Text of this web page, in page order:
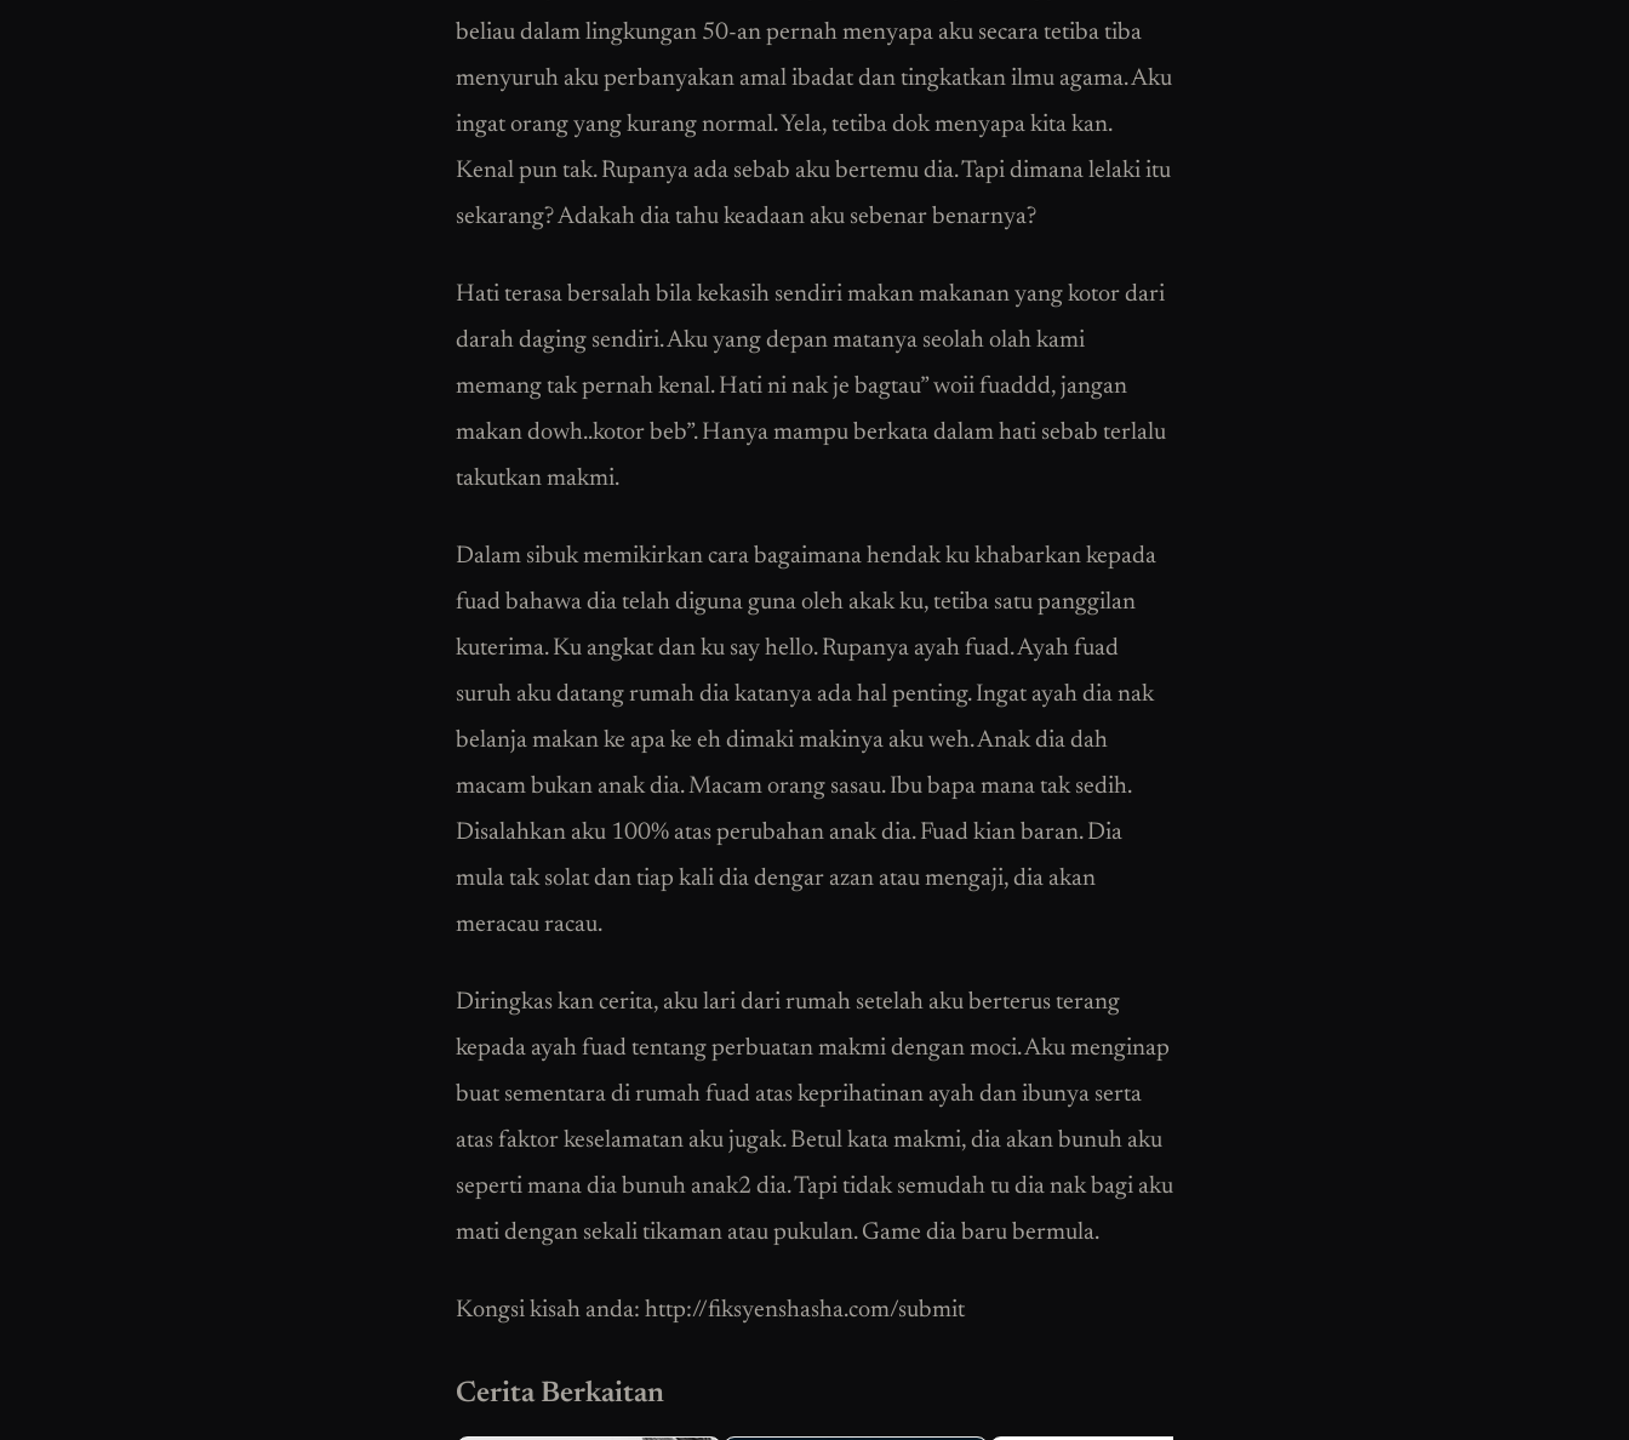
beliau dalam lingkungan 50-an pernah menyapa aku secara tetiba tiba
menyuruh aku perbanyakan amal ibadat dan tingkatkan ilmu agama. Aku
ingat orang yang kurang normal. Yela, tetiba dok menyapa kita kan.
Kenal pun tak. Rupanya ada sebab aku bertemu dia. Tapi dimana lelaki itu
sekarang? Adakah dia tahu keadaan aku sebenar benarnya?
Hati terasa bersalah bila kekasih sendiri makan makanan yang kotor dari
darah daging sendiri. Aku yang depan matanya seolah olah kami
memang tak pernah kenal. Hati ni nak je bagtau” woii fuaddd, jangan
makan dowh..kotor beb”. Hanya mampu berkata dalam hati sebab terlalu
takutkan makmi.
Dalam sibuk memikirkan cara bagaimana hendak ku khabarkan kepada
fuad bahawa dia telah diguna guna oleh akak ku, tetiba satu panggilan
kuterima. Ku angkat dan ku say hello. Rupanya ayah fuad. Ayah fuad
suruh aku datang rumah dia katanya ada hal penting. Ingat ayah dia nak
belanja makan ke apa ke eh dimaki makinya aku weh. Anak dia dah
macam bukan anak dia. Macam orang sasau. Ibu bapa mana tak sedih.
Disalahkan aku 100% atas perubahan anak dia. Fuad kian baran. Dia
mula tak solat dan tiap kali dia dengar azan atau mengaji, dia akan
meracau racau.
Diringkas kan cerita, aku lari dari rumah setelah aku berterus terang
kepada ayah fuad tentang perbuatan makmi dengan moci. Aku menginap
buat sementara di rumah fuad atas keprihatinan ayah dan ibunya serta
atas faktor keselamatan aku jugak. Betul kata makmi, dia akan bunuh aku
seperti mana dia bunuh anak2 dia. Tapi tidak semudah tu dia nak bagi aku
mati dengan sekali tikaman atau pukulan. Game dia baru bermula.
Kongsi kisah anda: http://fiksyenshasha.com/submit
Cerita Berkaitan